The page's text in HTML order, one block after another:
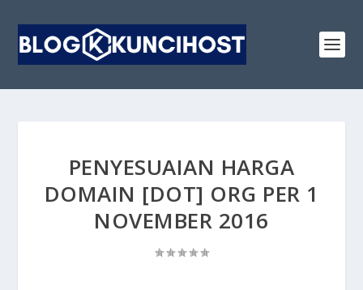
PENYESUAIAN HARGA
DOMAIN [DOT] ORG PER 1
NOVEMBER 2016